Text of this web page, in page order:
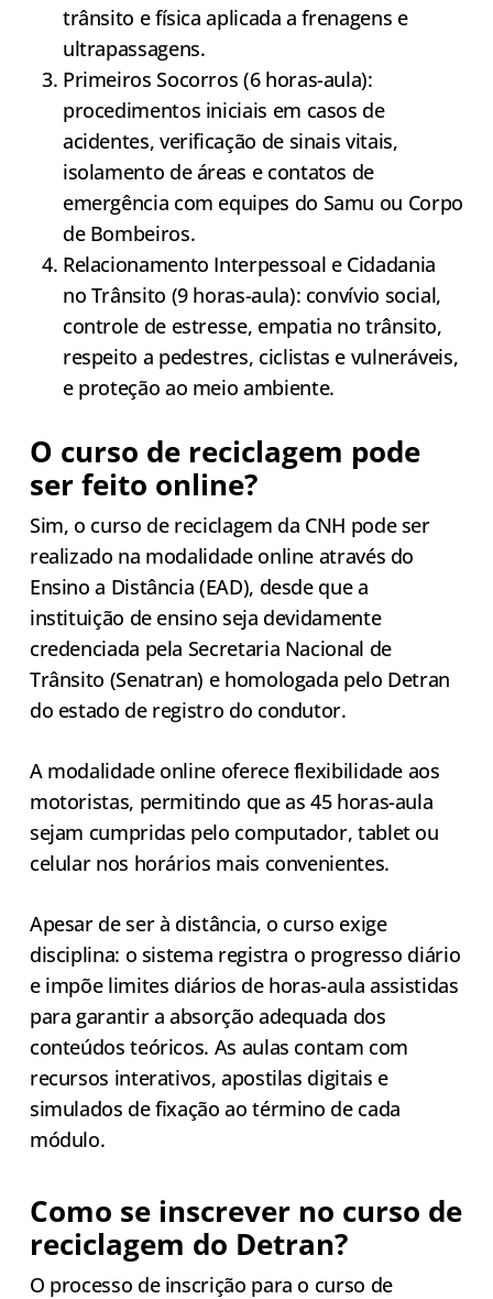
trânsito e física aplicada a frenagens e
ultrapassagens.
Primeiros Socorros (6 horas-aula):
procedimentos iniciais em casos de
acidentes, verificação de sinais vitais,
isolamento de áreas e contatos de
emergência com equipes do Samu ou Corpo
de Bombeiros.
Relacionamento Interpessoal e Cidadania
no Trânsito (9 horas-aula): convívio social,
controle de estresse, empatia no trânsito,
respeito a pedestres, ciclistas e vulneráveis,
e proteção ao meio ambiente.
O curso de reciclagem pode
ser feito online?
Sim, o curso de reciclagem da CNH pode ser
realizado na modalidade online através do
Ensino a Distância (EAD), desde que a
instituição de ensino seja devidamente
credenciada pela Secretaria Nacional de
Trânsito (Senatran) e homologada pelo Detran
do estado de registro do condutor.
A modalidade online oferece flexibilidade aos
motoristas, permitindo que as 45 horas-aula
sejam cumpridas pelo computador, tablet ou
celular nos horários mais convenientes.
Apesar de ser à distância, o curso exige
disciplina: o sistema registra o progresso diário
e impõe limites diários de horas-aula assistidas
para garantir a absorção adequada dos
conteúdos teóricos. As aulas contam com
recursos interativos, apostilas digitais e
simulados de fixação ao término de cada
módulo.
Como se inscrever no curso de
reciclagem do Detran?
O processo de inscrição para o curso de